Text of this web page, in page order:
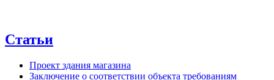
Статьи
Проект здания магазина
Заключение о соответствии объекта требованиям